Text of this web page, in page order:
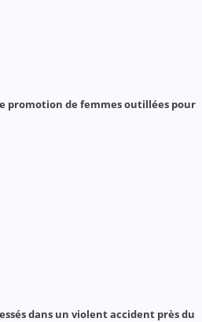
promotion de femmes outillées pour
dans un violent accident près du